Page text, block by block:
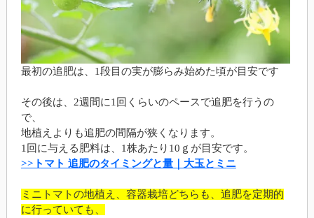
最初の追肥は、1段目の実が膨らみ始めた頃が目安です
その後は、2週間に1回くらいのペースで追肥を行うの
で、
地植えよりも追肥の間隔が狭くなります。
1回に与える肥料は、1株あたり10ｇが目安です。
>>トマト 追肥のタイミングと量｜大玉とミニ
ミニトマトの地植え、容器栽培どちらも、追肥を定期的
に行っていても、